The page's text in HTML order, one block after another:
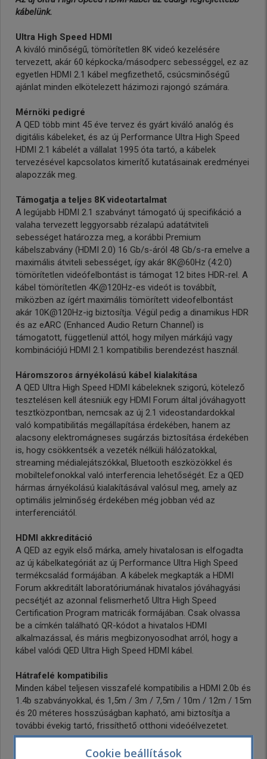
kábelünk.
Ultra High Speed HDMI
A kiváló minőségű, tömörítetlen 8K videó kezelésére
tervezett, akár 60 képkocka/másodperc sebességgel, ez az
egyetlen HDMI 2.1 kábel megfizethető, csúcsminőségű
ajánlat minden elkötelezett házimozi rajongó számára.
Mérnöki pedigré
A QED több mint 45 éve tervez és gyárt kiváló analóg és
digitális kábeleket, és az új Performance Ultra High Speed
HDMI 2.1 kábelét a vállalat 1995 óta tartó, a kábelek
tervezésével kapcsolatos kimerítő kutatásainak eredményei
alapozzák meg.
Támogatja a teljes 8K videotartalmat
A legújabb HDMI 2.1 szabványt támogató új specifikáció a
valaha tervezett leggyorsabb rézalapú adatátviteli
sebességet határozza meg, a korábbi Premium
kábelszabvány (HDMI 2.0) 16 Gb/s-áról 48 Gb/s-ra emelve a
maximális átviteli sebességet, így akár 8K@60Hz (4:2:0)
tömörítetlen videófelbontást is támogat 12 bites HDR-rel. A
kábel tömörítetlen 4K@120Hz-es videót is továbbít,
miközben az ígért maximális tömörített videofelbontást
akár 10K@120Hz-ig biztosítja. Végül pedig a dinamikus HDR
és az eARC (Enhanced Audio Return Channel) is
támogatott, függetlenül attól, hogy milyen márkájú vagy
kombinációjú HDMI 2.1 kompatibilis berendezést használ.
Háromszoros árnyékolású kábel kialakítása
A QED Ultra High Speed HDMI kábeleknek szigorú, kötelező
tesztelésen kell átesniük egy HDMI Forum által jóváhagyott
tesztközpontban, nemcsak az új 2.1 videostandardokkal
való kompatibilitás megállapítása érdekében, hanem az
alacsony elektromágneses sugárzás biztosítása érdekében
is, hogy csökkentsék a vezeték nélküli hálózatokkal,
streaming médialejátszókkal, Bluetooth eszközökkel és
mobiltelefonokkal való interferencia lehetőségét. Ez a QED
hármas árnyékolású kialakításával valósul meg, amely az
optimális jelminőség érdekében még jobban véd az
interferenciától.
HDMI akkreditáció
A QED az egyik első márka, amely hivatalosan is elfogadta
az új kábelkategóriát az új Performance Ultra High Speed
termékcsalád formájában. A kábelek megkapták a HDMI
Forum akkreditált laboratóriumának hivatalos jóváhagyási
pecsétjét az azonnal felismerhető Ultra High Speed
Certification Program matricák formájában. Csak olvassa
be a címkén található QR-kódot a hivatalos HDMI
alkalmazással, és máris megbizonyosodhat arról, hogy a
kábel valódi QED Ultra High Speed HDMI kábel.
Hátrafelé kompatibilis
Minden kábel teljesen visszafelé kompatibilis a HDMI 2.0b és
1.4b szabványokkal, és 1,5m / 3m / 7,5m / 10m / 12m / 15m
és 20 méteres hosszúságban kapható, ami biztosítja a
további évekig tartó, frissíthető otthoni videóélvezetet.
Cookie beállítások